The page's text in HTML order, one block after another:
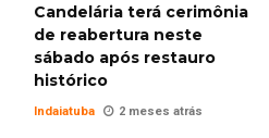
Candelária terá cerimônia
de reabertura neste
sábado após restauro
histórico
Indaiatuba 2 meses atrás